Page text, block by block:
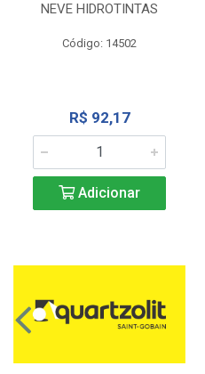
NEVE HIDROTINTAS
Código: 14502
R$ 92,17
Adicionar